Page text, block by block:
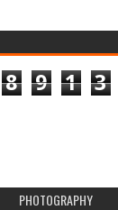
8 9 1 3
PHOTOGRAPHY